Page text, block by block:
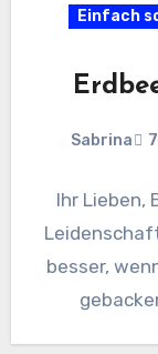
Einfach
Sabrina
Ihr Lieben,
besser,